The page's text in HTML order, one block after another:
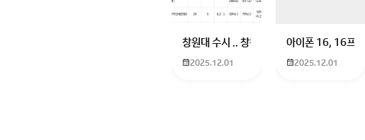
창원대 수시 .. 창원대를 목표로 하고 있는
2025.12.01
아이폰 16, 16프로
2025.12.01